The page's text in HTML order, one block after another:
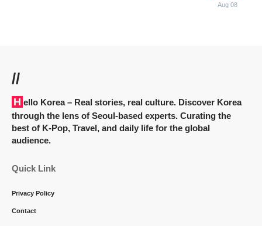
Aug 08
//
Hello Korea– Real stories, real culture. Discover Korea
through the lens of Seoul-based experts. Curating the
best of K-Pop, Travel, and daily life for the global
audience.
Quick Link
Privacy Policy
Contact